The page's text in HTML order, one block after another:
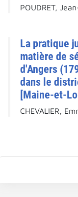
POUDRET,
La pratique
matière de
d'Angers
dans le
[Maine-et-
CHEVALIER,